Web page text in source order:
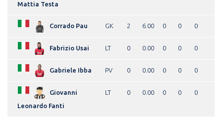
Mattia Testa
Corrado Pau GK 2 6.00 0 0 0
Fabrizio Usai LT 0 0.00 0 0 0
Gabriele Ibba PV 0 0.00 0 0 0
Giovanni
Leonardo Fanti
LT 0 0.00 0 0 0